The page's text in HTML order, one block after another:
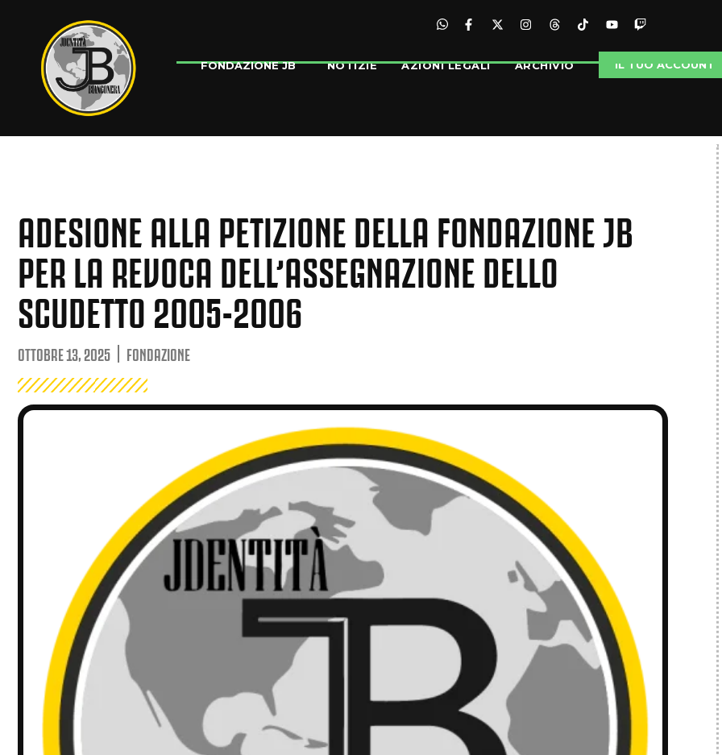
FONDAZIONE JB NOTIZIE AZIONI LEGALI ARCHIVIO IL TUO ACCOUNT
ADESIONE ALLA PETIZIONE DELLA FONDAZIONE JB
PER LA REVOCA DELL’ASSEGNAZIONE DELLO
SCUDETTO 2005-2006
OTTOBRE 13, 2025 FONDAZIONE